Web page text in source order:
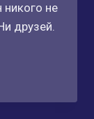
не
друзей.